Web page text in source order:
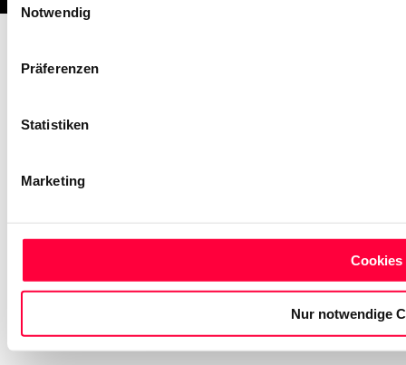
Notwendig
Präferenzen
Statistiken
Marketing
Cookies
Nur notwendige